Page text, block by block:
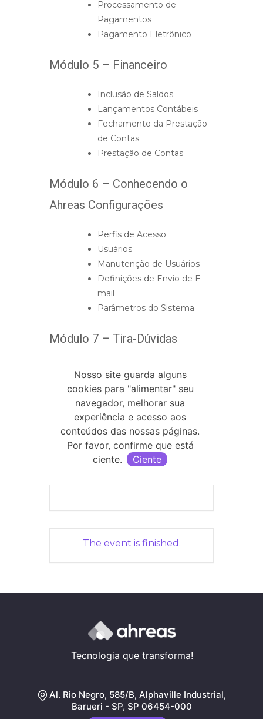
Nosso site guarda alguns
cookies para "alimentar" seu
navegador, melhorar sua
experiência e acesso aos
conteúdos das nossas páginas.
Por favor, confirme que está
ciente.
Ciente
Processamento de
Pagamentos
Pagamento Eletrônico
Módulo 5 – Financeiro
Inclusão de Saldos
Lançamentos Contábeis
Fechamento da Prestação
de Contas
Prestação de Contas
Módulo 6 – Conhecendo o
Ahreas Configurações
Perfis de Acesso
Usuários
Manutenção de Usuários
Definições de Envio de E-
mail
Parâmetros do Sistema
Módulo 7 – Tira-Dúvidas
+ Adicionar ao Calendário do Google
+ iCal / Outlook export
The event is finished.
Tecnologia que transforma!
Al. Rio Negro, 585/B, Alphaville Industrial,
Barueri - SP, SP 06454-000